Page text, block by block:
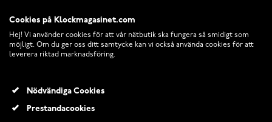
© 2026 Klockmagasinet.com
Cookies på Klockmagasinet.com
Hej! Vi använder cookies för att vår nätbutik ska fungera så smidigt som
möjligt. Om du ger oss ditt samtycke kan vi också använda cookies för att
leverera riktad marknadsföring.
Nödvändiga Cookies
Prestandacookies